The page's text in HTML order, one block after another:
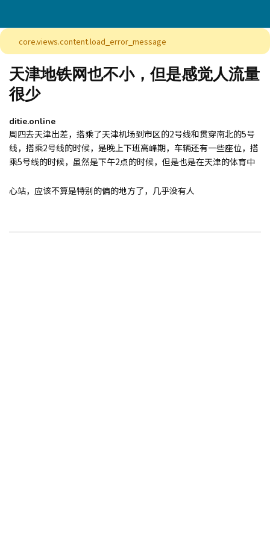
core.views.content.load_error_message
天津地铁网也不小，但是感觉人流量
很少
ditie.online
周四去天津出差，搭乘了天津机场到市区的2号线和贯穿南北的5号
线，搭乘2号线的时候，是晚上下班高峰期，车辆还有一些座位，搭
乘5号线的时候，虽然是下午2点的时候，但是也是在天津的体育中
心站，应该不算是特别的偏的地方了，几乎没有人